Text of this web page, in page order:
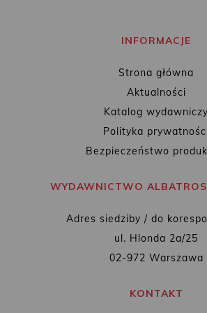
INFORMACJE
Strona główna
Aktualności
Katalog wydawniczy
Polityka
Bezpieczeństwo
WYDAWNICTWO
Adres siedziby / do
ul. Hlonda 2a/25
02-972 Warszawa
KONTAKT